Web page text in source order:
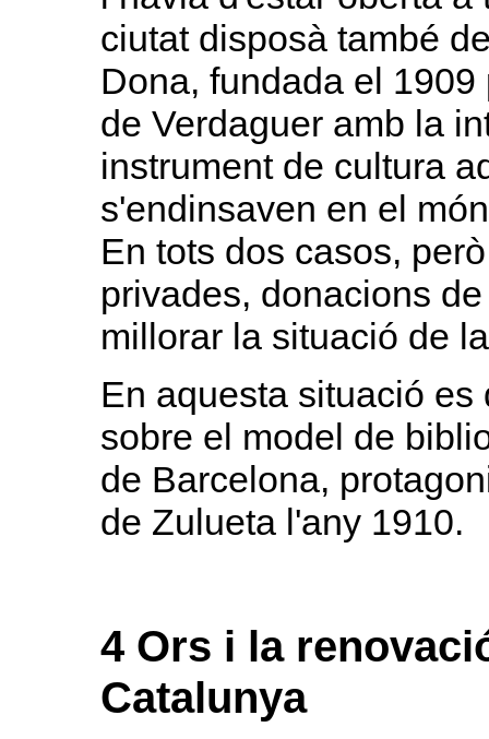
ciutat disposà també
Dona, fundada el
de Verdaguer amb la
instrument de cultura
s'endinsaven en el
En tots dos casos,
privades, donacions
millorar la situació de
En aquesta situació
sobre el model de
de Barcelona,
de Zulueta l'any 1910.
4 Ors i la
Catalunya